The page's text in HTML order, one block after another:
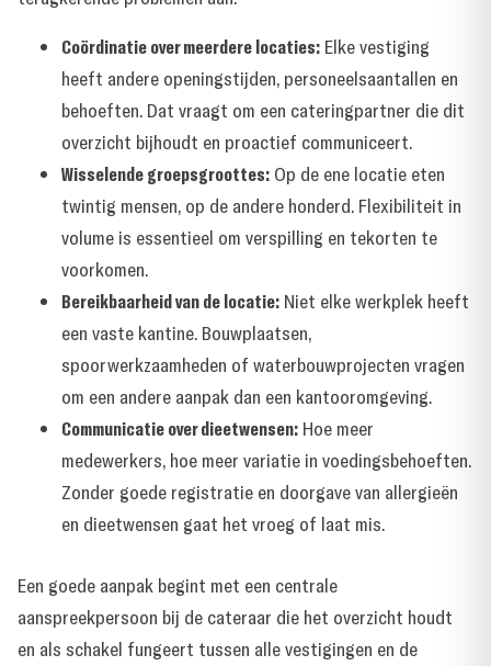
Coördinatie over meerdere locaties: Elke vestiging
heeft andere openingstijden, personeelsaantallen en
behoeften. Dat vraagt om een cateringpartner die dit
overzicht bijhoudt en proactief communiceert.
Wisselende groepsgroottes: Op de ene locatie eten
twintig mensen, op de andere honderd. Flexibiliteit in
volume is essentieel om verspilling en tekorten te
voorkomen.
Bereikbaarheid van de locatie: Niet elke werkplek heeft
een vaste kantine. Bouwplaatsen,
spoorwerkzaamheden of waterbouwprojecten vragen
om een andere aanpak dan een kantooromgeving.
Communicatie over dieetwensen: Hoe meer
medewerkers, hoe meer variatie in voedingsbehoeften.
Zonder goede registratie en doorgave van allergieën
en dieetwensen gaat het vroeg of laat mis.
Een goede aanpak begint met een centrale
aanspreekpersoon bij de cateraar die het overzicht houdt
en als schakel fungeert tussen alle vestigingen en de